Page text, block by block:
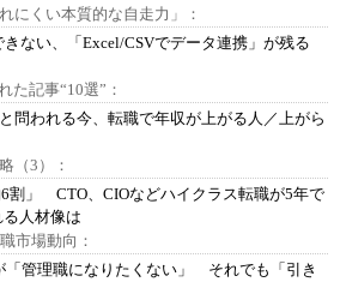
にくい本質的な自走力」：
きない、「Excel/CSVでデータ連携」が残る
た記事“10選”：
問われる今、転職で年収が上がる人／上がら
（3）：
6割」 CTO、CIOなどハイクラス転職が5年で
人材像は
市場動向：
「管理職になりたくない」 それでも「引き